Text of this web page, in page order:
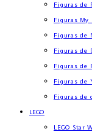
Figuras de
Figuras My
Figuras de
Figuras de
Figuras de
Figuras de
Figuras de
LEGO
LEGO Star